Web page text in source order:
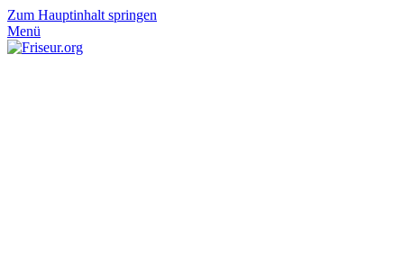
Zum Hauptinhalt springen
Menü